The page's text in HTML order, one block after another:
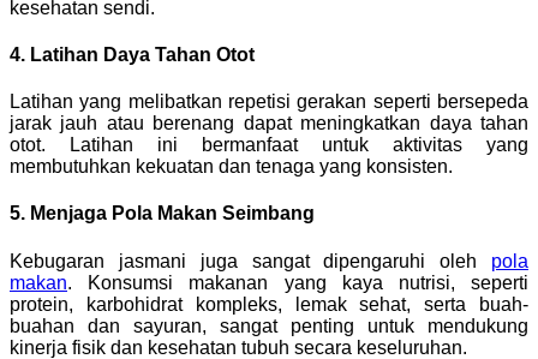
kesehatan sendi.
4. Latihan Daya Tahan Otot
Latihan yang melibatkan repetisi gerakan seperti bersepeda
jarak jauh atau berenang dapat meningkatkan daya tahan
otot. Latihan ini bermanfaat untuk aktivitas yang
membutuhkan kekuatan dan tenaga yang konsisten.
5. Menjaga Pola Makan Seimbang
Kebugaran jasmani juga sangat dipengaruhi oleh pola
makan. Konsumsi makanan yang kaya nutrisi, seperti
protein, karbohidrat kompleks, lemak sehat, serta buah-
buahan dan sayuran, sangat penting untuk mendukung
kinerja fisik dan kesehatan tubuh secara keseluruhan.